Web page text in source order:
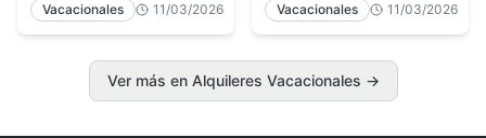
Vacacionales 11/03/2026 Vacacionales 11/03/2026
Ver más en Alquileres Vacacionales →